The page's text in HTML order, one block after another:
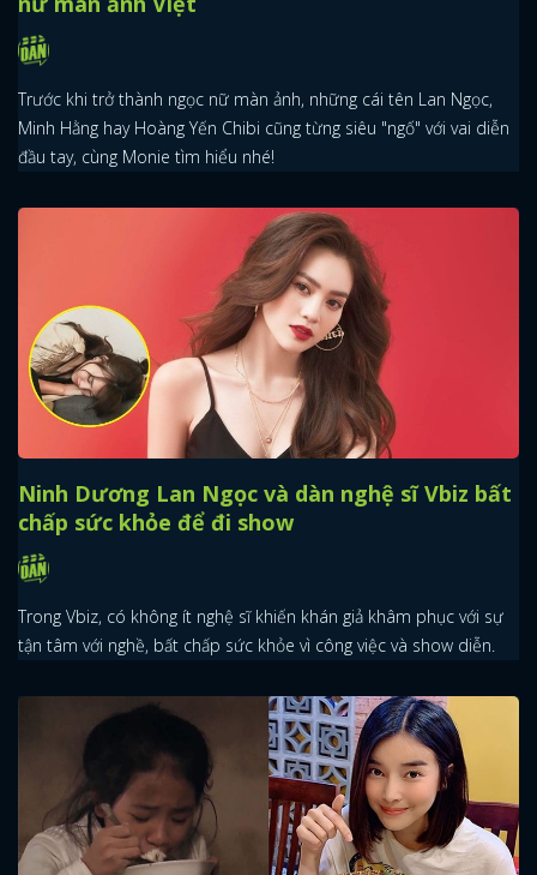
Trước khi trở thành ngọc nữ màn ảnh, những cái tên Lan Ngọc,
Minh Hằng hay Hoàng Yến Chibi cũng từng siêu "ngố" với vai diễn
đầu tay, cùng Monie tìm hiểu nhé!
Ninh Dương Lan Ngọc và dàn nghệ sĩ Vbiz bất
chấp sức khỏe để đi show
Trong Vbiz, có không ít nghệ sĩ khiến khán giả khâm phục với sự
tận tâm với nghề, bất chấp sức khỏe vì công việc và show diễn.